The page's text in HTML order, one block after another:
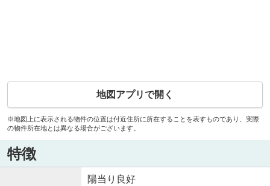
地図アプリで開く
※地図上に表示される物件の位置は付近住所に所在することを表すものであり、実際
の物件所在地とは異なる場合がございます。
特徴
陽当り良好